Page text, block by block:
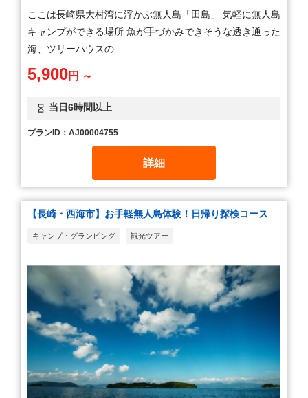
ここは長崎県大村湾に浮かぶ無人島「田島」 気軽に無人島
キャンプができる場所 魚が手づかみできそうな透き通った
海、ツリーハウスの …
当日6時間以上
5,900円 ～
プランID：AJ00004755
詳細
【長崎・西海市】お手軽無人島体験！日帰り探検コース
キャンプ・グランピング 観光ツアー